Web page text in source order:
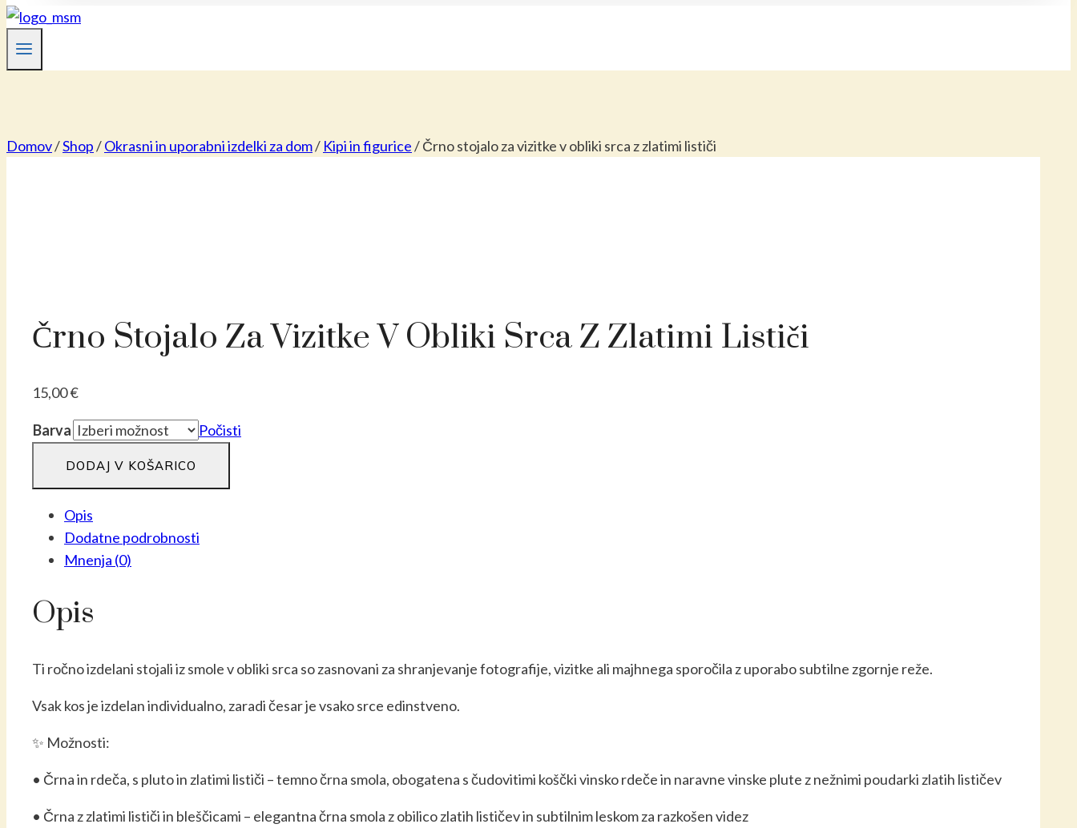
Domov/Shop/Okrasni in uporabni izdelki za dom/ Kipi in figurice/Črno stojalo za vizitke v obliki srca z zlatimi lističi
Črno Stojalo Za Vizitke V Obliki Srca Z Zlatimi Lističi
15,00€
Barva
Počisti
stojalo
vizitke
obliki
z
zlatimi
količina
DODAJ V KOŠARICO
Opis
Dodatne podrobnosti
Mnenja (0)
Opis
Ti ročno izdelani stojali iz smole v obliki srca so zasnovani za shranjevanje fotografije, vizitke ali majhnega sporočila z uporabo subtilne zgornje reže.
Vsak kos je izdelan individualno, zaradi česar je vsako srce edinstveno.
✨ Možnosti:
• Črna in rdeča, s pluto in zlatimi lističi – temno črna smola, obogatena s čudovitimi koščki vinsko rdeče in naravne vinske plute z nežnimi poudarki zlatih lističev
• Črna z zlatimi lističi in bleščicami – elegantna črna smola z obilico zlatih lističev in subtilnim leskom za razkošen videz